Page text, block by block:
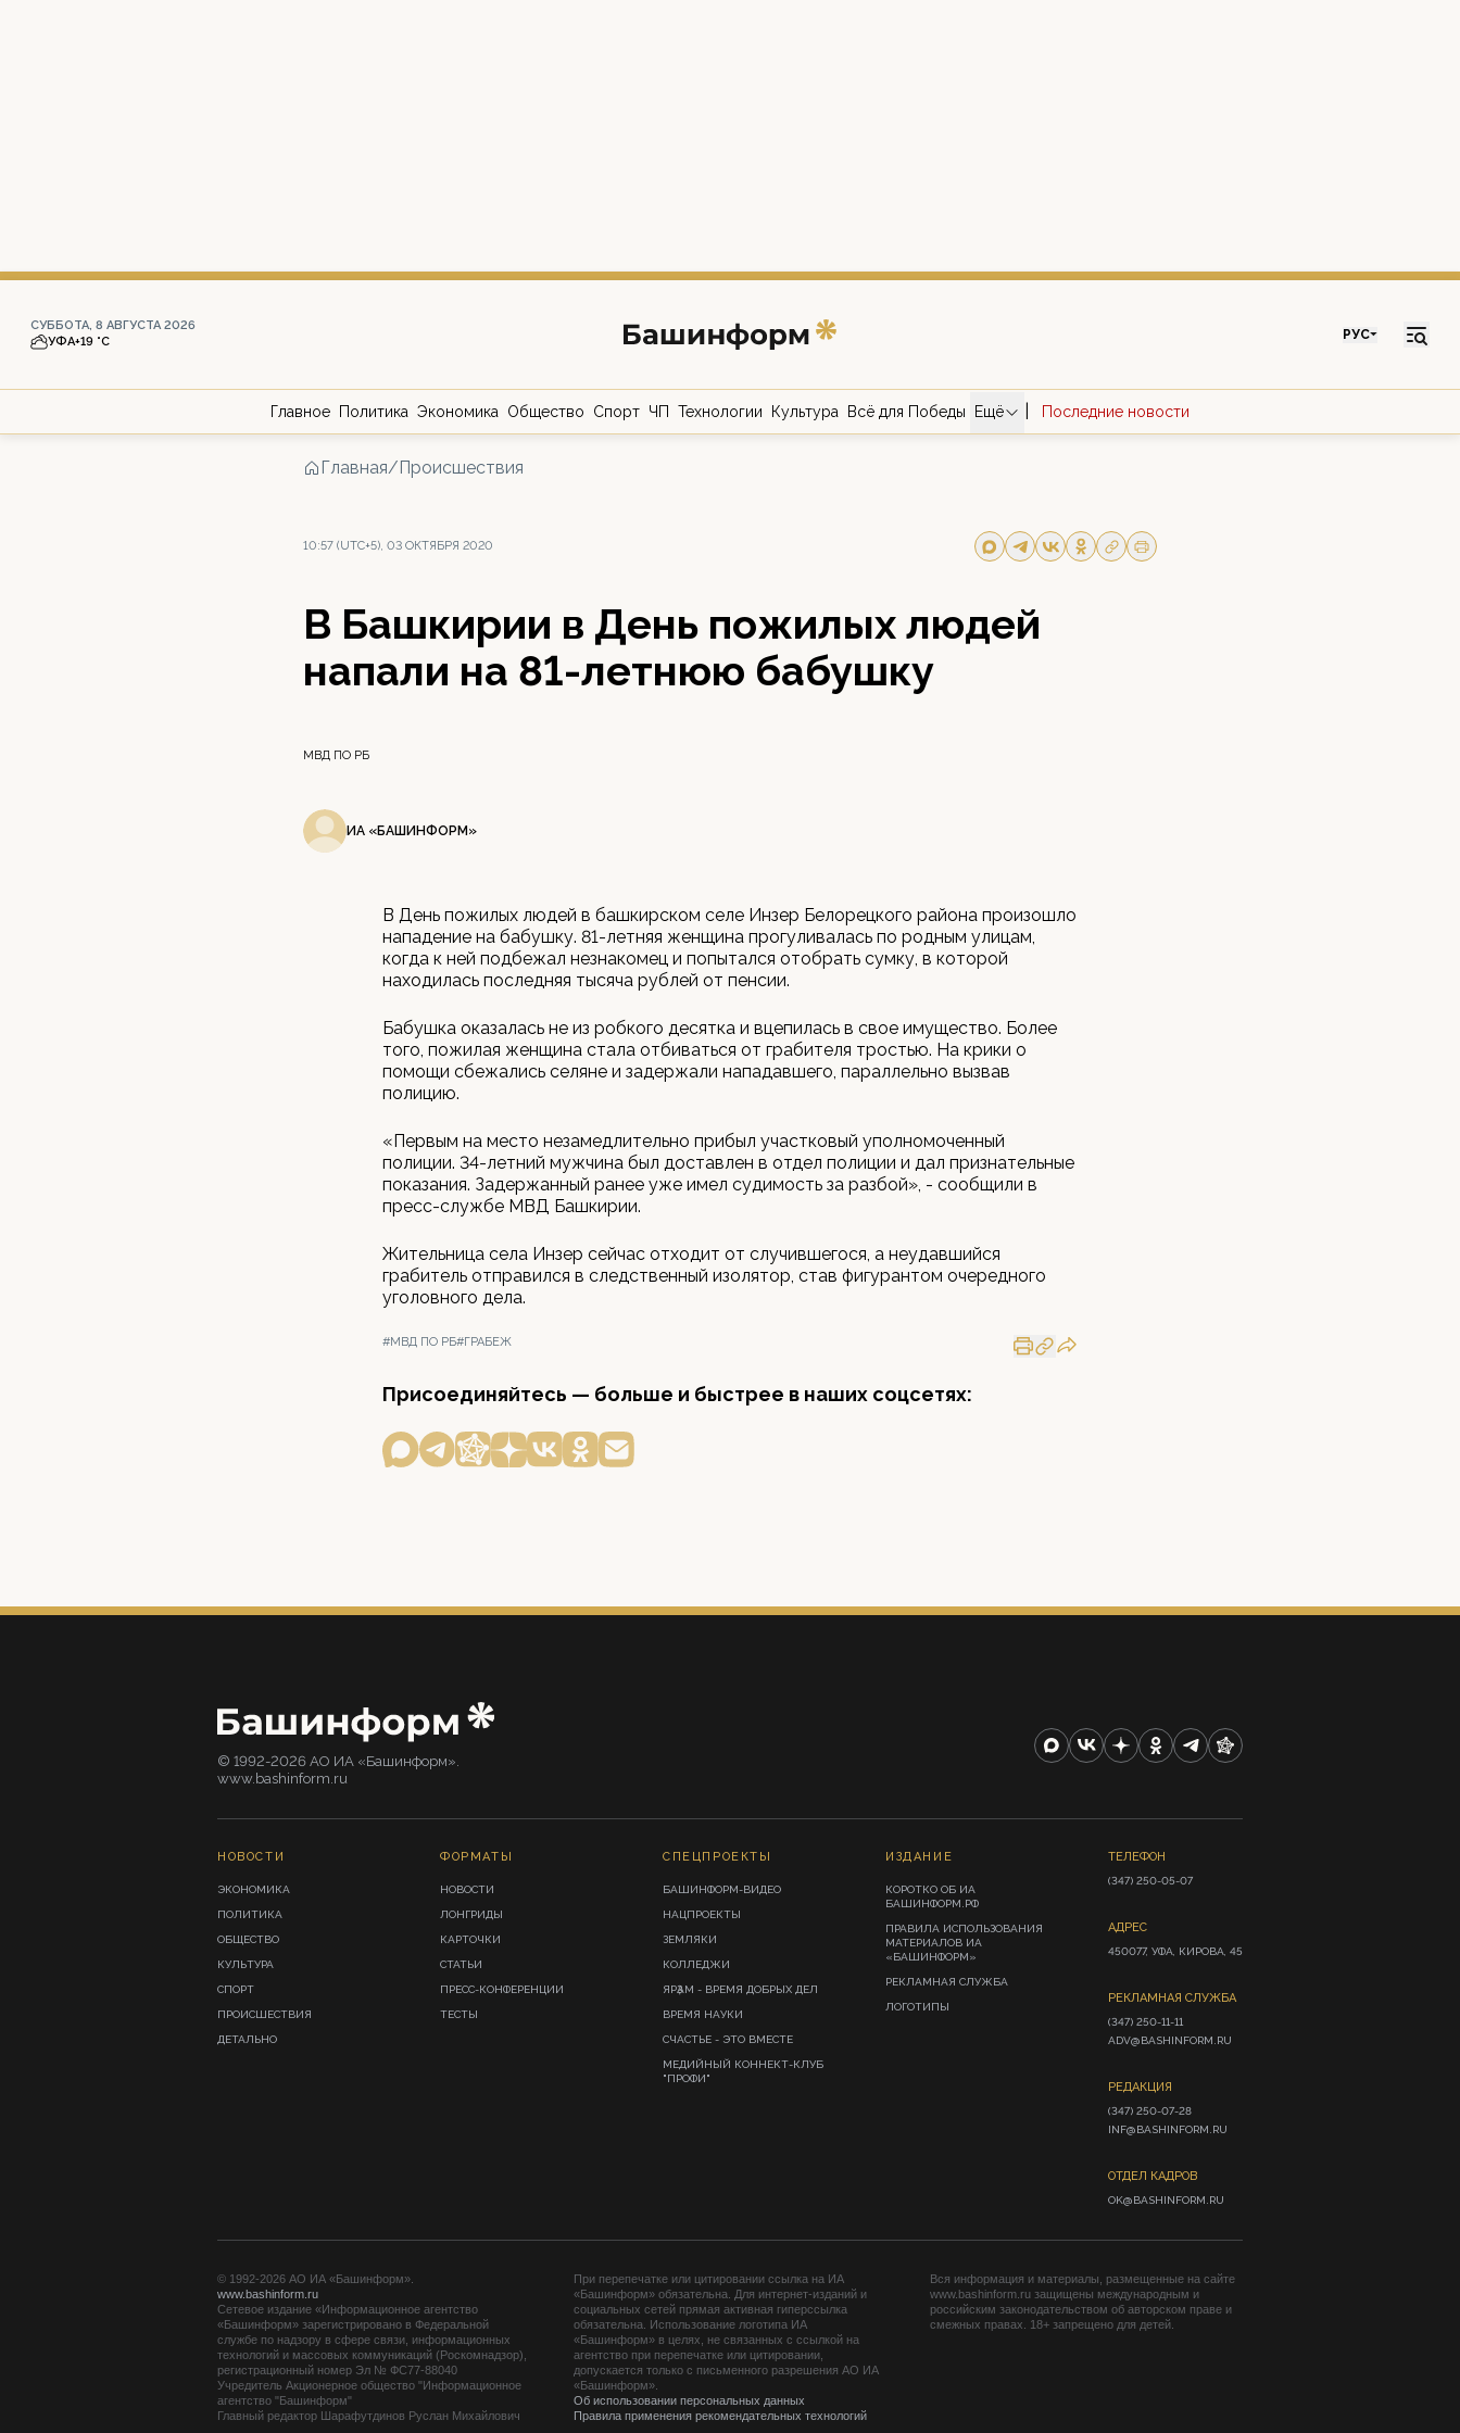
СУББОТА, 8 АВГУСТА 2026
УФА+19 °С РУС
Главное Политика Экономика Общество Спорт ЧП Технологии Культура Всё для Победы Ещё Последние новости
Главная/Происшествия
10:57 (UTC+5), 03 ОКТЯБРЯ 2020
В Башкирии в День пожилых людей
напали на 81-летнюю бабушку
МВД ПО РБ
ИА «БАШИНФОРМ»
В День пожилых людей в башкирском селе Инзер Белорецкого района произошло
нападение на бабушку. 81-летняя женщина прогуливалась по родным улицам,
когда к ней подбежал незнакомец и попытался отобрать сумку, в которой
находилась последняя тысяча рублей от пенсии.
Бабушка оказалась не из робкого десятка и вцепилась в свое имущество. Более
того, пожилая женщина стала отбиваться от грабителя тростью. На крики о
помощи сбежались селяне и задержали нападавшего, параллельно вызвав
полицию.
«Первым на место незамедлительно прибыл участковый уполномоченный
полиции. 34-летний мужчина был доставлен в отдел полиции и дал признательные
показания. Задержанный ранее уже имел судимость за разбой», - сообщили в
пресс-службе МВД Башкирии.
Жительница села Инзер сейчас отходит от случившегося, а неудавшийся
грабитель отправился в следственный изолятор, став фигурантом очередного
уголовного дела.
#МВД ПО РБ#ГРАБЕЖ
Присоединяйтесь — больше и быстрее в наших соцсетях:
© 1992-2026 АО ИА «Башинформ».
www.bashinform.ru
НОВОСТИ
ЭКОНОМИКА
ПОЛИТИКА
ОБЩЕСТВО
КУЛЬТУРА
СПОРТ
ПРОИСШЕСТВИЯ
ДЕТАЛЬНО
ФОРМАТЫ
НОВОСТИ
ЛОНГРИДЫ
КАРТОЧКИ
СТАТЬИ
ПРЕСС-КОНФЕРЕНЦИИ
ТЕСТЫ
СПЕЦПРОЕКТЫ
БАШИНФОРМ-ВИДЕО
НАЦПРОЕКТЫ
ЗЕМЛЯКИ
КОЛЛЕДЖИ
ЯРҘАМ - ВРЕМЯ ДОБРЫХ ДЕЛ
ВРЕМЯ НАУКИ
СЧАСТЬЕ - ЭТО ВМЕСТЕ
МЕДИЙНЫЙ КОННЕКТ-КЛУБ
"ПРОФИ"
ИЗДАНИЕ
КОРОТКО ОБ ИА
БАШИНФОРМ.РФ
ПРАВИЛА ИСПОЛЬЗОВАНИЯ
МАТЕРИАЛОВ ИА
«БАШИНФОРМ»
РЕКЛАМНАЯ СЛУЖБА
ЛОГОТИПЫ
ТЕЛЕФОН
(347) 250-05-07
АДРЕС
450077, УФА, КИРОВА, 45
РЕКЛАМНАЯ СЛУЖБА
(347) 250-11-11
ADV@BASHINFORM.RU
РЕДАКЦИЯ
(347) 250-07-28
INF@BASHINFORM.RU
ОТДЕЛ КАДРОВ
OK@BASHINFORM.RU
© 1992-2026 АО ИА «Башинформ».
www.bashinform.ru
Сетевое издание «Информационное агентство
«Башинформ» зарегистрировано в Федеральной
службе по надзору в сфере связи, информационных
технологий и массовых коммуникаций (Роскомнадзор),
регистрационный номер Эл № ФС77-88040
Учредитель Акционерное общество "Информационное
агентство "Башинформ"
Главный редактор Шарафутдинов Руслан Михайлович
При перепечатке или цитировании ссылка на ИА
«Башинформ» обязательна. Для интернет-изданий и
социальных сетей прямая активная гиперссылка
обязательна. Использование логотипа ИА
«Башинформ» в целях, не связанных с ссылкой на
агентство при перепечатке или цитировании,
допускается только с письменного разрешения АО ИА
«Башинформ».
Об использовании персональных данных
Правила применения рекомендательных технологий
Вся информация и материалы, размещенные на сайте
www.bashinform.ru защищены международным и
российским законодательством об авторском праве и
смежных правах. 18+ запрещено для детей.